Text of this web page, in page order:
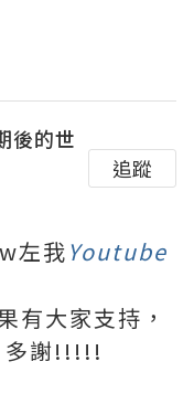
後的世
追蹤
左我Youtube
有大家支持，
多謝!!!!!